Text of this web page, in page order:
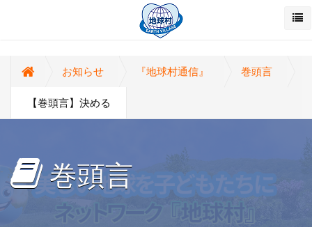
お知らせ 『地球村通信』 巻頭言
【巻頭言】決める
巻頭言